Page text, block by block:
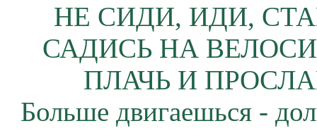
НЕ СИДИ, ИДИ,
САДИСЬ НА
ПЛАЧЬ И
Больше двигаешься -